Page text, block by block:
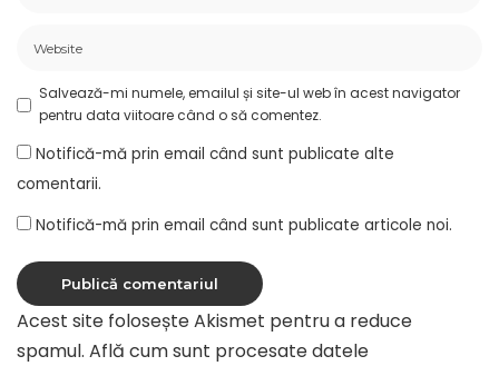
Salvează-mi numele, emailul și site-ul web în acest navigator
pentru data viitoare când o să comentez.
Notifică-mă prin email când sunt publicate alte
comentarii.
Notifică-mă prin email când sunt publicate articole noi.
Acest site folosește Akismet pentru a reduce
spamul. Află cum sunt procesate datele